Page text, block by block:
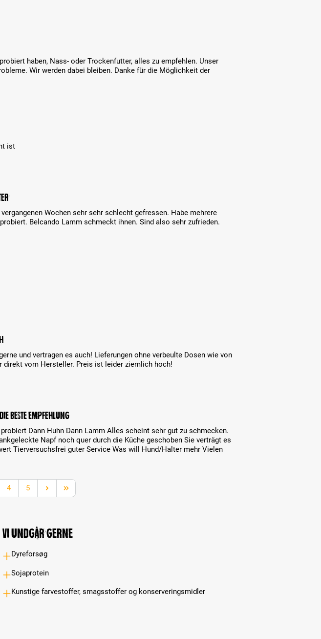
haben, Nass- oder Trockenfutter, alles zu empfehlen. Unser
Wir werden dabei bleiben. Danke für die Möglichkeit der
ist
Wochen sehr sehr schlecht gefressen. Habe mehrere
Belcando Lamm schmeckt ihnen. Sind also sehr zufrieden.
und vertragen es auch! Lieferungen ohne verbeulte Dosen wie von
direkt vom Hersteller. Preis ist leider ziemlich hoch!
beste Empfehlung
Dann Huhn Dann Lamm Alles scheint sehr gut zu schmecken.
Napf noch quer durch die Küche geschoben Sie verträgt es
Tierversuchsfrei guter Service Was will Hund/Halter mehr Vielen
Page
4 Page
5
Vi undgår gerne
Dyreforsøg
Sojaprotein
Kunstige farvestoffer, smagsstoffer og konserveringsmidler